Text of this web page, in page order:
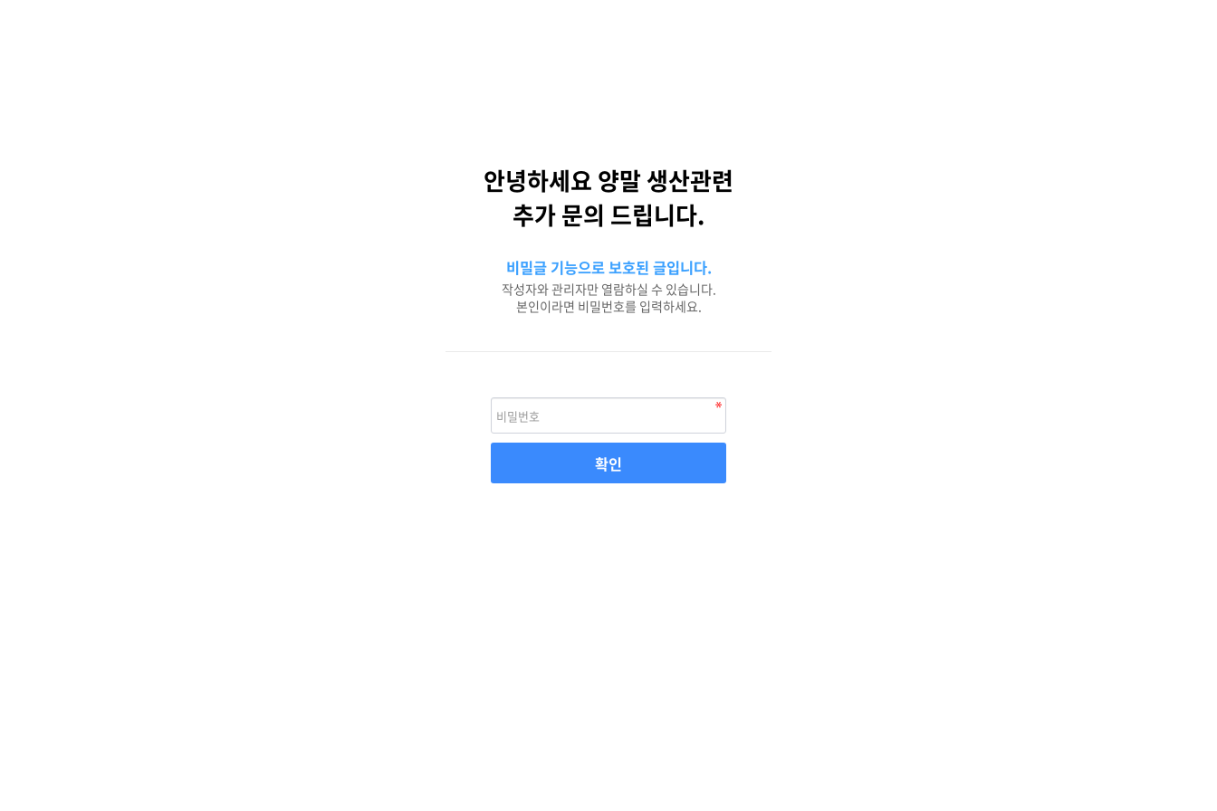
안녕하세요 양말 생산관련
추가 문의 드립니다.
비밀글 기능으로 보호된 글입니다.
작성자와 관리자만 열람하실 수 있습니다.
본인이라면 비밀번호를 입력하세요.